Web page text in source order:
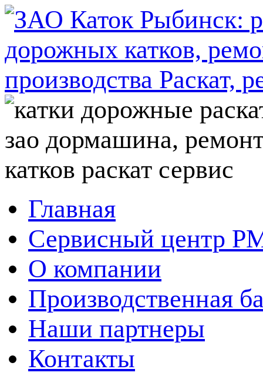
Главная
Сервисный центр
О компании
Производственная
Наши партнеры
Контакты